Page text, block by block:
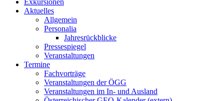
Exkursionen
Aktuelles
Allgemein
Personalia
Jahresrückblicke
Pressespiegel
Veranstaltungen
Termine
Fachvorträge
Veranstaltungen der ÖGG
Veranstaltungen im In- und Ausland